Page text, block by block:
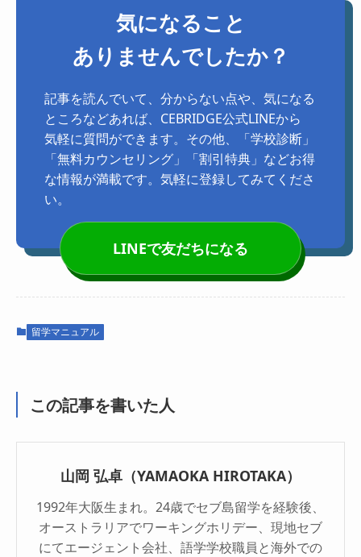
気になること
ありませんでしたか？
記事を読んでいて、分からない点や、気になる
ところなどあれば、CEBRIDGE公式LINEから
気軽に質問ができます。その他、「学校診断」
「無料カウンセリング」「割引特典」などお得
な情報が満載です。気軽に登録してみてくださ
い。
LINEで友だちになる
留学マニュアル
この記事を書いた人
山岡 弘卓（YAMAOKA HIROTAKA）
1992年大阪生まれ。24歳でセブ島留学を経験後、
オーストラリアでワーキングホリデー、現地セブ
にてエージェント会社、語学学校職員と海外での